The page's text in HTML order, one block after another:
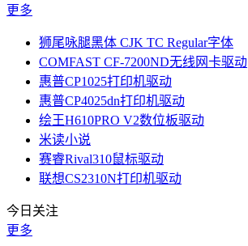
更多
狮尾咏腿黑体 CJK TC Regular字体
COMFAST CF-7200ND无线网卡驱动
惠普CP1025打印机驱动
惠普CP4025dn打印机驱动
绘王H610PRO V2数位板驱动
米读小说
赛睿Rival310鼠标驱动
联想CS2310N打印机驱动
今日关注
更多